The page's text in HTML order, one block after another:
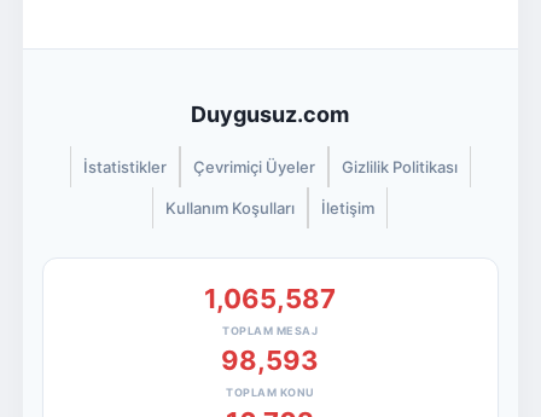
Duygusuz.com
İstatistikler Çevrimiçi Üyeler Gizlilik Politikası
Kullanım Koşulları İletişim
1,065,587
TOPLAM MESAJ
98,593
TOPLAM KONU